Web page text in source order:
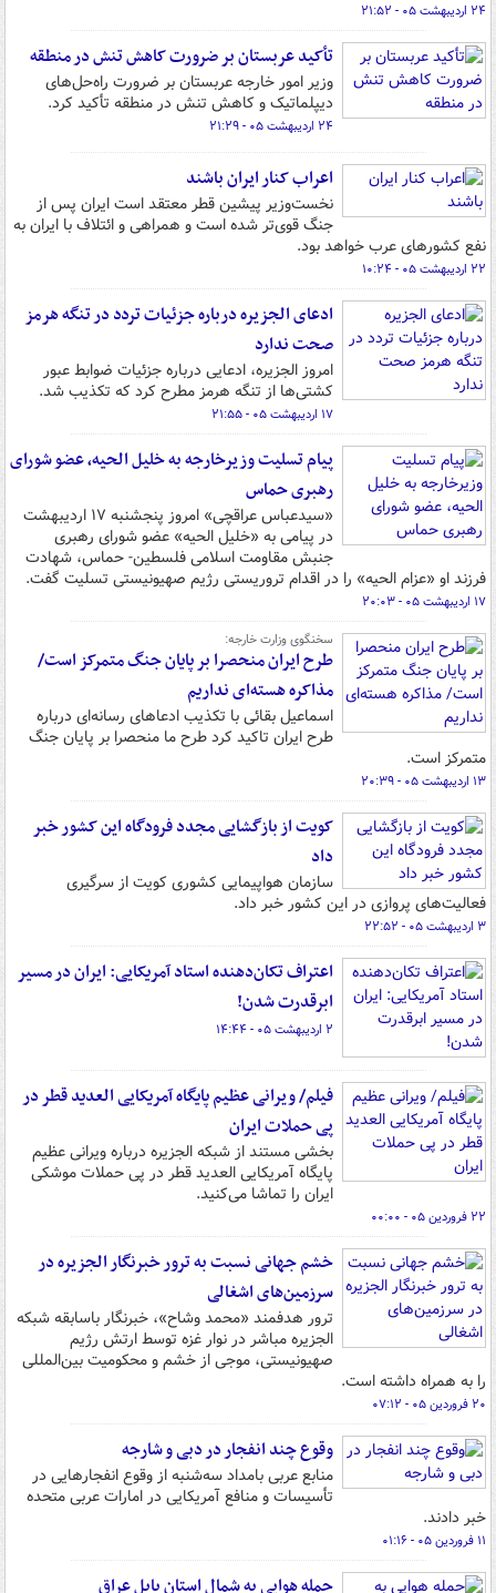
۲۴ اردیبهشت ۰۵ - ۲۱:۵۲
تأکید عربستان بر ضرورت کاهش تنش در منطقه
وزیر امور خارجه عربستان بر ضرورت راه‌حل‌های
دیپلماتیک و کاهش تنش در منطقه تأکید کرد.
۲۴ اردیبهشت ۰۵ - ۲۱:۲۹
اعراب کنار ایران باشند
نخست‌وزیر پیشین قطر معتقد است ایران پس از
جنگ قوی‌تر شده است و همراهی و ائتلاف با ایران به
نفع کشورهای عرب خواهد بود.
۲۲ اردیبهشت ۰۵ - ۱۰:۲۴
ادعای الجزیره درباره جزئیات تردد در تنگه هرمز
صحت ندارد
امروز الجزیره، ادعایی درباره جزئیات ضوابط عبور
کشتی‌ها از تنگه هرمز مطرح کرد که تکذیب شد.
۱۷ اردیبهشت ۰۵ - ۲۱:۵۵
پیام تسلیت وزیرخارجه به خلیل الحیه، عضو شورای
رهبری حماس
«سیدعباس عراقچی» امروز پنجشنبه ۱۷ اردیبهشت
در پیامی به «خلیل الحیه» عضو شورای رهبری
جنبش مقاومت اسلامی فلسطین- حماس، شهادت
فرزند او «عزام الحیه» را در اقدام تروریستی رژیم صهیونیستی تسلیت گفت.
۱۷ اردیبهشت ۰۵ - ۲۰:۰۳
سخنگوی وزارت خارجه:
طرح ایران منحصرا بر پایان جنگ متمرکز است/
مذاکره هسته‌ای نداریم
اسماعیل بقائی با تکذیب ادعاهای رسانه‌ای درباره
طرح ایران تاکید کرد طرح ما منحصرا بر پایان جنگ
متمرکز است.
۱۳ اردیبهشت ۰۵ - ۲۰:۳۹
کویت از بازگشایی مجدد فرودگاه این کشور خبر
داد
سازمان هواپیمایی کشوری کویت از سرگیری
فعالیت‌های پروازی در این کشور خبر داد.
۳ اردیبهشت ۰۵ - ۲۲:۵۲
اعتراف تکان‌دهنده استاد آمریکایی: ایران در مسیر
ابرقدرت شدن!
۲ اردیبهشت ۰۵ - ۱۴:۴۴
فیلم/ ویرانی عظیم پایگاه آمریکایی العدید قطر در
پی حملات ایران
بخشی مستند از شبکه الجزیره درباره ویرانی عظیم
پایگاه آمریکایی العدید قطر در پی حملات موشکی
ایران را تماشا می‌کنید.
۲۲ فروردین ۰۵ - ۰۰:۰۰
خشم جهانی نسبت به ترور خبرنگار الجزیره در
سرزمین‌های اشغالی
ترور هدفمند «محمد وشاح»، خبرنگار باسابقه شبکه
الجزیره مباشر در نوار غزه توسط ارتش رژیم
صهیونیستی، موجی از خشم و محکومیت‌ بین‌المللی
را به همراه داشته است.
۲۰ فروردین ۰۵ - ۰۷:۱۲
وقوع چند انفجار در دبی و شارجه
منابع عربی بامداد سه‌شنبه از وقوع انفجارهایی در
تأسیسات و منافع آمریکایی در امارات عربی متحده
خبر دادند.
۱۱ فروردین ۰۵ - ۰۱:۱۶
حمله هوایی به شمال استان بابل عراق